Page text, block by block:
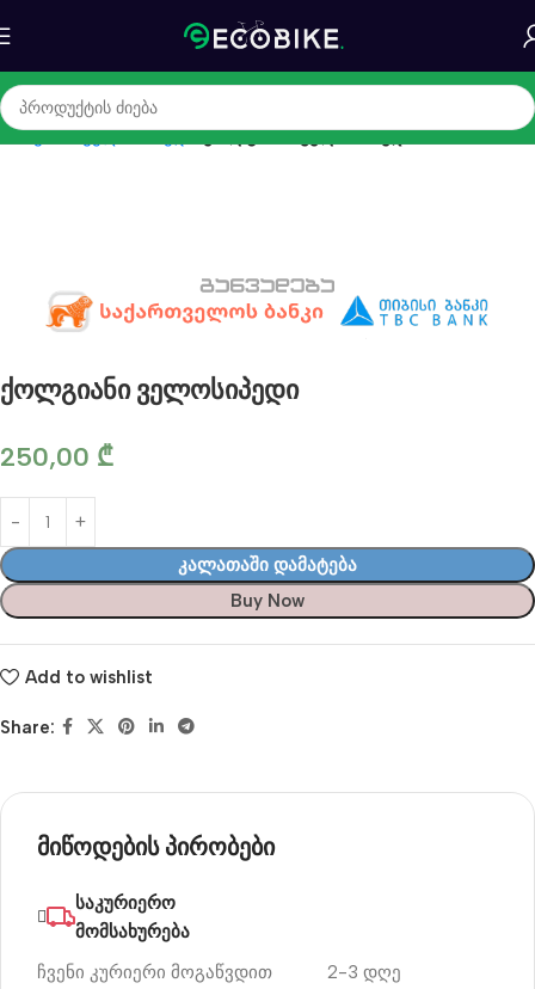
მთავარი ველოსიპედი ქოლგიანი ველოსიპედი
ქოლგიანი ველოსიპედი
250,00 ₾
Კალათაში Დამატება
Buy Now
Add to wishlist
Share:
მიწოდების პირობები
საკურიერო
მომსახურება
ჩვენი კურიერი მოგაწვდით
2-3 დღე